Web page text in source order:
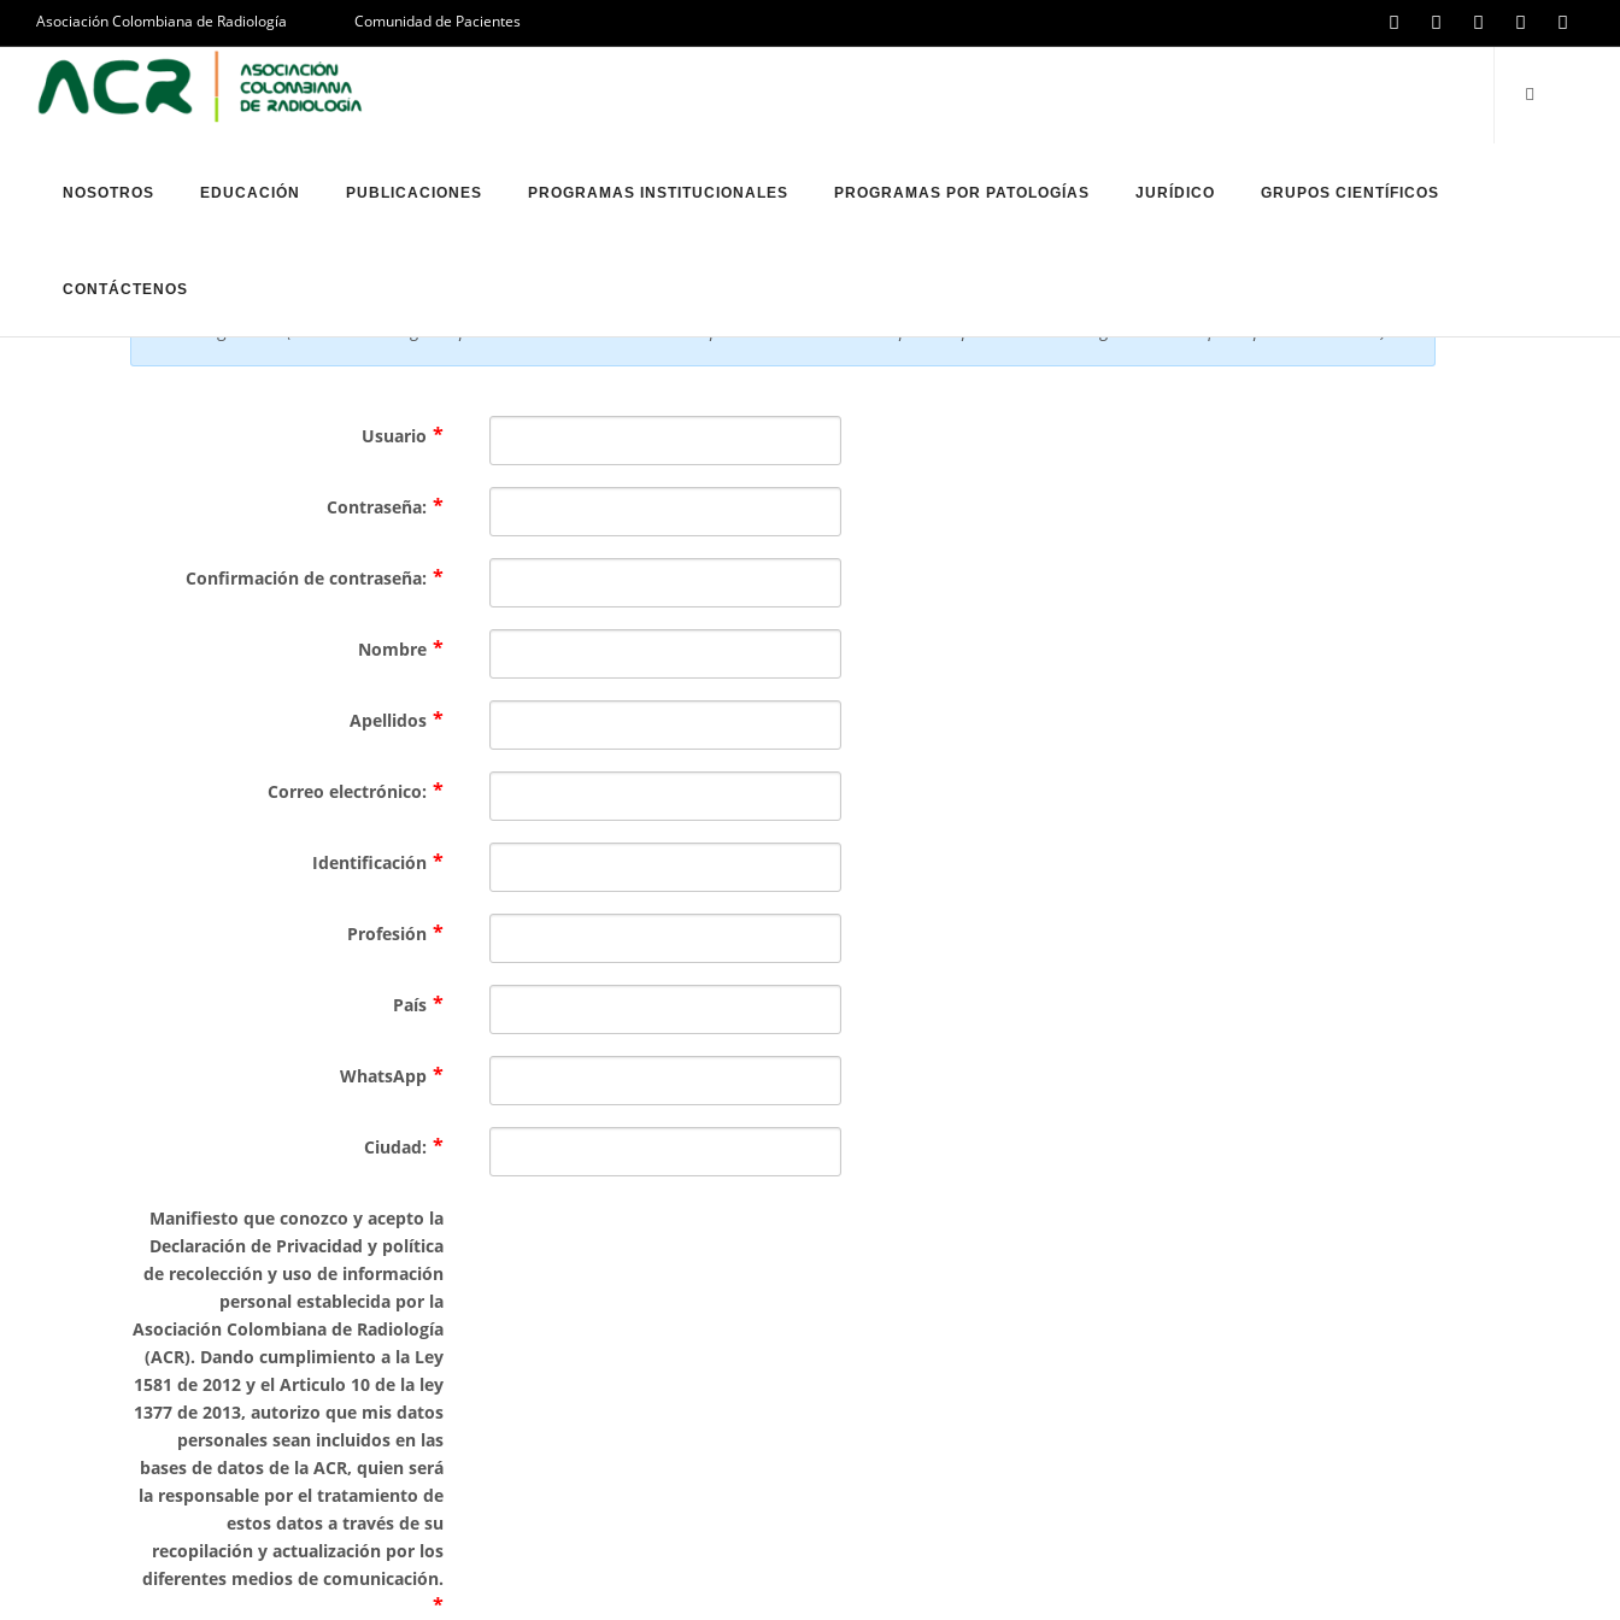
Asociación Colombiana de Radiología Comunidad de Pacientes
NOSOTROS EDUCACIÓN PUBLICACIONES PROGRAMAS INSTITUCIONALES PROGRAMAS POR PATOLOGÍAS JURÍDICO GRUPOS CIENTÍFICOS
CONTÁCTENOS
Registro
son obligatorios.(Atención:- El registro puede tardar unos momentos. Espere unos momentos después de pulsar el botón Registrar hasta que el proceso termine.)
Usuario
Contraseña:
Confirmación de contraseña:
Nombre
Apellidos
Correo electrónico:
Identificación
Profesión
País
WhatsApp
Ciudad:
Manifiesto que conozco y acepto la
Declaración de Privacidad y política
de recolección y uso de información
personal establecida por la
Asociación Colombiana de Radiología
(ACR). Dando cumplimiento a la Ley
1581 de 2012 y el Articulo 10 de la ley
1377 de 2013, autorizo que mis datos
personales sean incluidos en las
bases de datos de la ACR, quien será
la responsable por el tratamiento de
estos datos a través de su
recopilación y actualización por los
diferentes medios de comunicación.